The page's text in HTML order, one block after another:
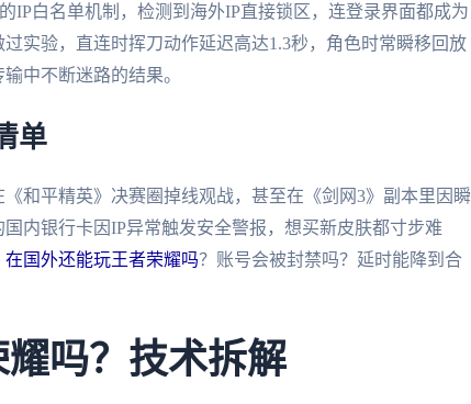
IP白名单机制，检测到海外IP直接锁区，连登录界面都成为
实验，直连时挥刀动作延迟高达1.3秒，角色时常瞬移回放
中不断迷路的结果。
单
和平精英》决赛圈掉线观战，甚至在《剑网3》副本里因瞬
内银行卡因IP异常触发安全警报，想买新皮肤都寸步难
在国外还能玩王者荣耀吗？账号会被封禁吗？延时能降到合
吗？技术拆解